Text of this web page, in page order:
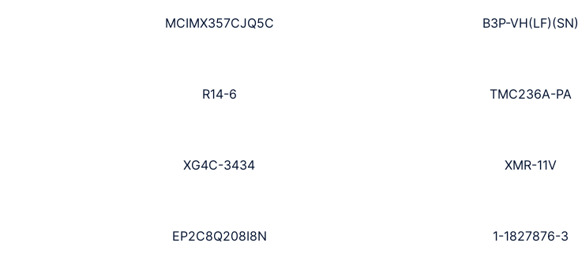
MCIMX357CJQ5C B3P-VH(LF)(SN)
R14-6 TMC236A-PA
XG4C-3434 XMR-11V
EP2C8Q208I8N 1-1827876-3